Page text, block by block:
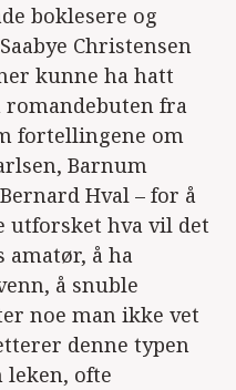
boklesere og
Christensen
kunne ha hatt
romandebuten fra
fortellingene om
Barnum
Hval – for å
utforsket hva vil det
å ha
å snuble
noe man ikke vet
denne typen
leken, ofte